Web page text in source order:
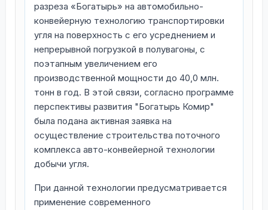
разреза «Богатырь» на автомобильно-
конвейерную технологию транспортировки
угля на поверхность с его усреднением и
непрерывной погрузкой в полувагоны, с
поэтапным увеличением его
производственной мощности до 40,0 млн.
тонн в год. В этой связи, согласно программе
перспективы развития "Богатырь Комир"
была подана активная заявка на
осуществление строительства поточного
комплекса авто-конвейерной технологии
добычи угля.
При данной технологии предусматривается
применение современного